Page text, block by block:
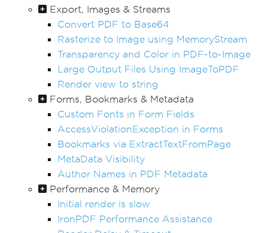
Export, Images & Streams
Convert PDF to Base64
Rasterize to Image using MemoryStream
Transparency and Color in PDF-to-Image
Large Output Files Using ImageToPDF
Render view to string
Forms, Bookmarks & Metadata
Custom Fonts in Form Fields
AccessViolationException in Forms
Bookmarks via ExtractTextFromPage
MetaData Visibility
Author Names in PDF Metadata
Performance & Memory
Initial render is slow
IronPDF Performance Assistance